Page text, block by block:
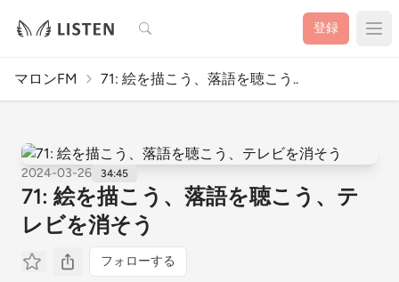
検索 登録
マロンFM 71: 絵を描こう、落語を聴こう..
2024-03-26 34:45
71: 絵を描こう、落語を聴こう、テ
レビを消そう
フォローする